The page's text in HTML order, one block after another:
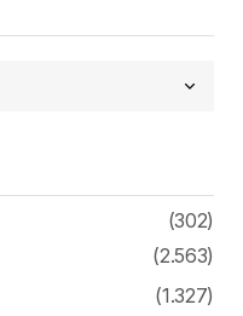
(302)
(2.563)
(1.327)